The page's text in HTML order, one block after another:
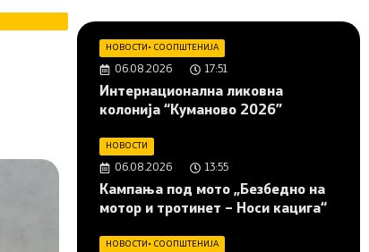
НОВОСТИ • СООПШТЕНИЈА
06.08.2026 17:51
Интернационална ликовна
колонија “Куманово 2026”
НОВОСТИ
06.08.2026 13:55
Кампања под мото „Безбедно на
мотор и тротинет – Носи кацига“
НОВОСТИ • СООПШТЕНИЈА